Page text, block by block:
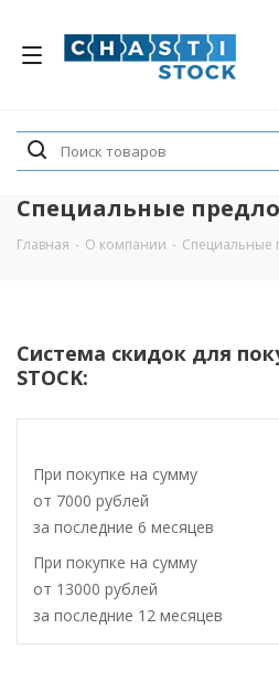
Специальные
Главная - О компании - Специальные
Система скидок для
STOCK:
При покупке на сумму
от 7000 рублей
за последние 6 месяцев
При покупке на сумму
от 13000 рублей
за последние 12 месяцев